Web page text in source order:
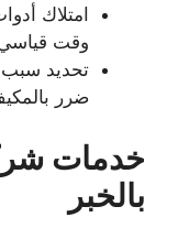
امتلاك
وقت
تحديد
ضرر
خدمات
بالخبر